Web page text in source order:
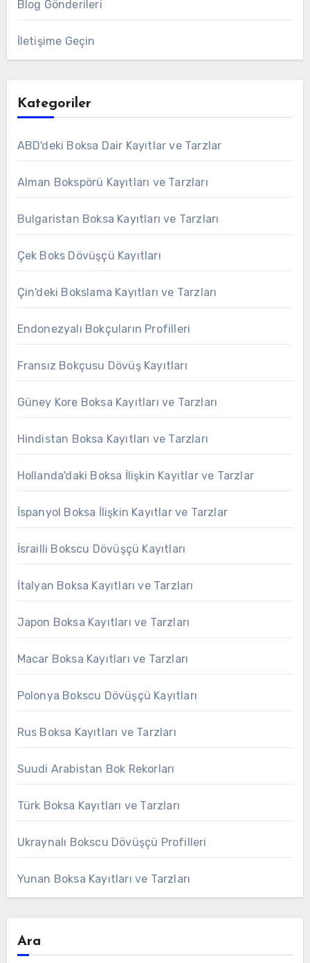
Blog Gönderileri
İletişime Geçin
Kategoriler
ABD'deki Boksa Dair Kayıtlar ve Tarzlar
Alman Bokspörü Kayıtları ve Tarzları
Bulgaristan Boksa Kayıtları ve Tarzları
Çek Boks Dövüşçü Kayıtları
Çin'deki Bokslama Kayıtları ve Tarzları
Endonezyalı Bokçuların Profilleri
Fransız Bokçusu Dövüş Kayıtları
Güney Kore Boksa Kayıtları ve Tarzları
Hindistan Boksa Kayıtları ve Tarzları
Hollanda'daki Boksa İlişkin Kayıtlar ve Tarzlar
İspanyol Boksa İlişkin Kayıtlar ve Tarzlar
İsrailli Bokscu Dövüşçü Kayıtları
İtalyan Boksa Kayıtları ve Tarzları
Japon Boksa Kayıtları ve Tarzları
Macar Boksa Kayıtları ve Tarzları
Polonya Bokscu Dövüşçü Kayıtları
Rus Boksa Kayıtları ve Tarzları
Suudi Arabistan Bok Rekorları
Türk Boksa Kayıtları ve Tarzları
Ukraynalı Bokscu Dövüşçü Profilleri
Yunan Boksa Kayıtları ve Tarzları
Ara